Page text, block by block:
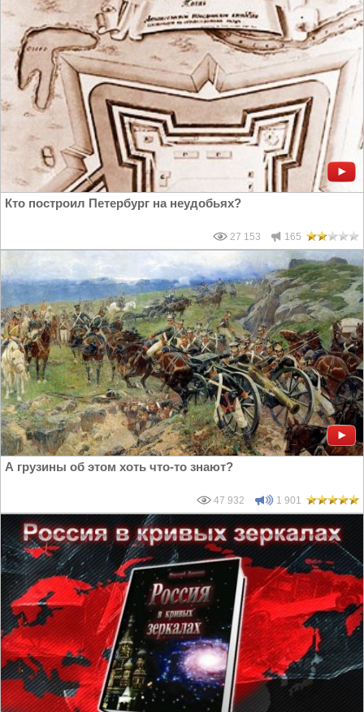
Кто построил Петербург на неудобьях?
27 153 165
А грузины об этом хоть что-то знают?
47 932 1 901